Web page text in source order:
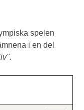
spelen
i en del